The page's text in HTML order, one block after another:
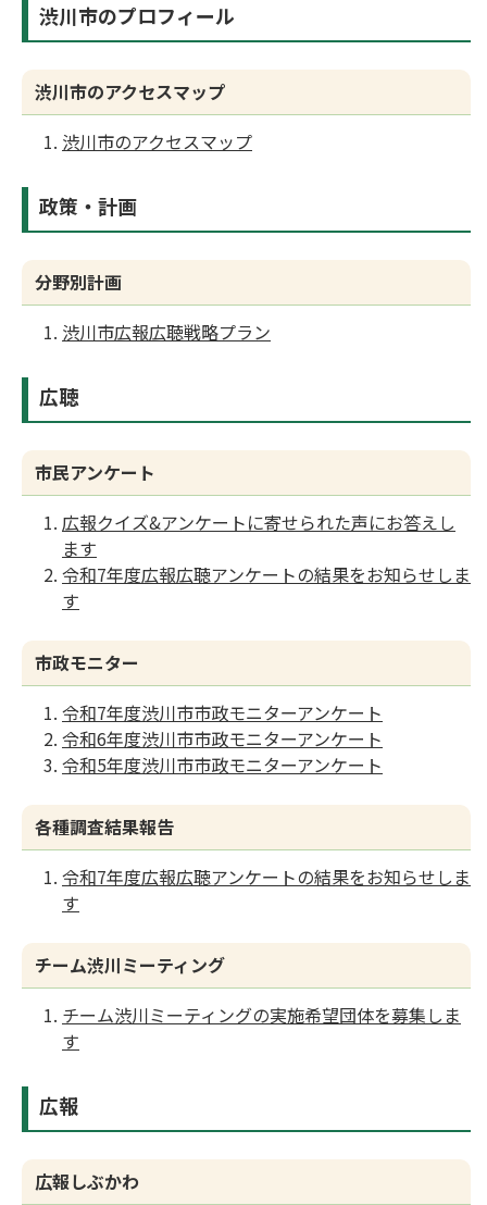
渋川市のプロフィール
渋川市のアクセスマップ
渋川市のアクセスマップ
政策・計画
分野別計画
渋川市広報広聴戦略プラン
広聴
市民アンケート
広報クイズ&アンケートに寄せられた声にお答えし
ます
令和7年度広報広聴アンケートの結果をお知らせしま
す
市政モニター
令和7年度渋川市市政モニターアンケート
令和6年度渋川市市政モニターアンケート
令和5年度渋川市市政モニターアンケート
各種調査結果報告
令和7年度広報広聴アンケートの結果をお知らせしま
す
チーム渋川ミーティング
チーム渋川ミーティングの実施希望団体を募集しま
す
広報
広報しぶかわ